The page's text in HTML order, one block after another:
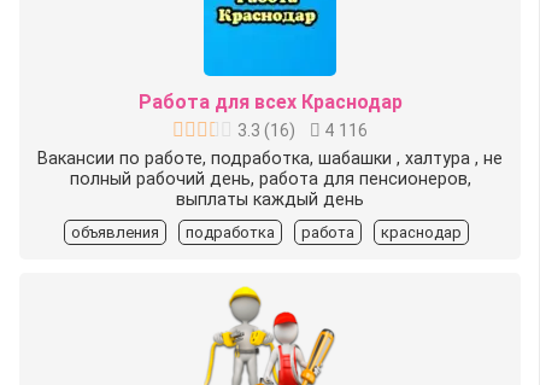
Работа для всех Краснодар
3.3 (16)
4 116
Вакансии по работе, подработка, шабашки , халтура , не
полный рабочий день, работа для пенсионеров,
выплаты каждый день
объявления подработка работа краснодар